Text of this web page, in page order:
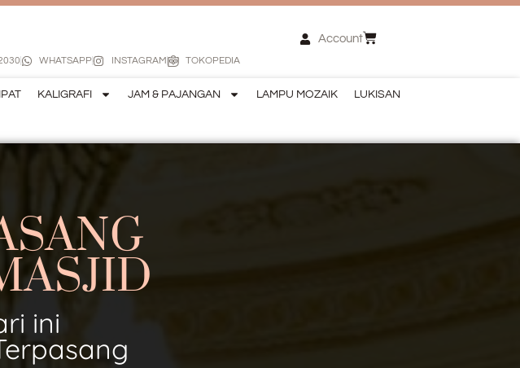
WHATSAPP INSTAGRAM TOKOPEDIA
Account
KALIGRAFI JAM & PAJANGAN LAMPU MOZAIK LUKISAN
ini